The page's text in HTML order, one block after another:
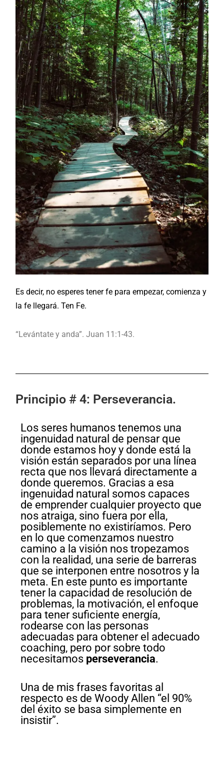
Es decir, no esperes tener fe para empezar, comienza y
la fe llegará. Ten Fe.
“Levántate y anda”. Juan 11:1-43.
Principio # 4: Perseverancia.
Los seres humanos tenemos una
ingenuidad natural de pensar que
donde estamos hoy y donde está la
visión están separados por una línea
recta que nos llevará directamente a
donde queremos. Gracias a esa
ingenuidad natural somos capaces
de emprender cualquier proyecto que
nos atraiga, sino fuera por ella,
posiblemente no existiríamos. Pero
en lo que comenzamos nuestro
camino a la visión nos tropezamos
con la realidad, una serie de barreras
que se interponen entre nosotros y la
meta. En este punto es importante
tener la capacidad de resolución de
problemas, la motivación, el enfoque
para tener suficiente energía,
rodearse con las personas
adecuadas para obtener el adecuado
coaching, pero por sobre todo
necesitamos perseverancia.
Una de mis frases favoritas al
respecto es de Woody Allen “el 90%
del éxito se basa simplemente en
insistir”.